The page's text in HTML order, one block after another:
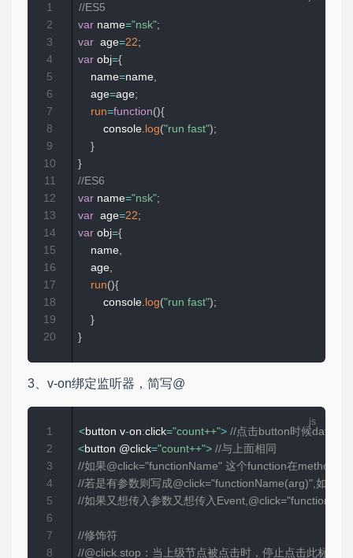
//ES5
var name="nsk";
var
  age
=22;
var obj={
    name
=name
    age
=age;
run=function(){
        console
log("run fast");
}
}
//ES6
var name="nsk";
var
  age
=22;
var obj={
    name
    age
run(){
        console
log("run fast");
}
}
1
2
3
4
5
6
7
8
9
10
11
12
13
14
15
16
17
18
19
20
3、v-on绑定监听器，简写@
<button v-on:click="count++"> //点击button时候data中
<button @click="count++"> //与上面相同
//如果@click="functionName" 这个function在methods
//若是有参数则写成@click="functionName(arg)",如果
//如果又想传入参数又想传入
//修饰符
//@click.stop：当上级节点被点击时，停止点击此标签
1
2
3
4
5
6
7
8